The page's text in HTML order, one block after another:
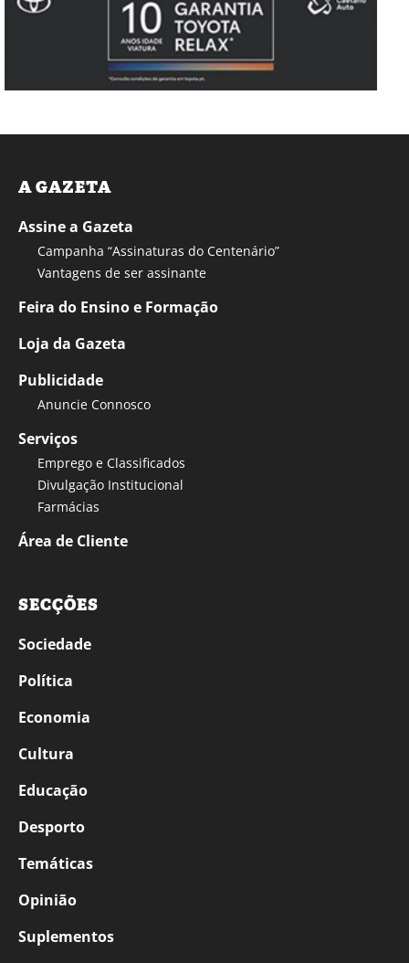
A GAZETA
Assine a Gazeta
Campanha “Assinaturas do Centenário”
Vantagens de ser assinante
Feira do Ensino e Formação
Loja da Gazeta
Publicidade
Anuncie Connosco
Serviços
Emprego e Classificados
Divulgação Institucional
Farmácias
Área de Cliente
SECÇÕES
Sociedade
Política
Economia
Cultura
Educação
Desporto
Temáticas
Opinião
Suplementos